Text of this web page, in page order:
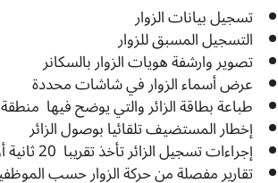
تسجيل بيانات الزوار
التسجيل المسبق للزوار
تصوير وارشفة هويات الزوار بالسكانر
عرض أسماء الزوار في شاشات محددة
طباعة بطاقة الزائر والتي يوضح فيها
إخطار المستضيف تلقائيا بوصول الزائر
إجراءات تسجيل الزائر تأخذ تقريبا 20 ثانية أو أقل
تقارير مفصلة من حركة الزوار حسب